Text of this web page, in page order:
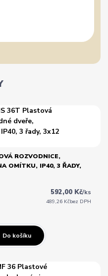
ROZVODNICE,
OMÍTKU, IP40, 3 ŘADY,
592,00 Kč/ks
489,26 Kčbez DPH
Do košíku